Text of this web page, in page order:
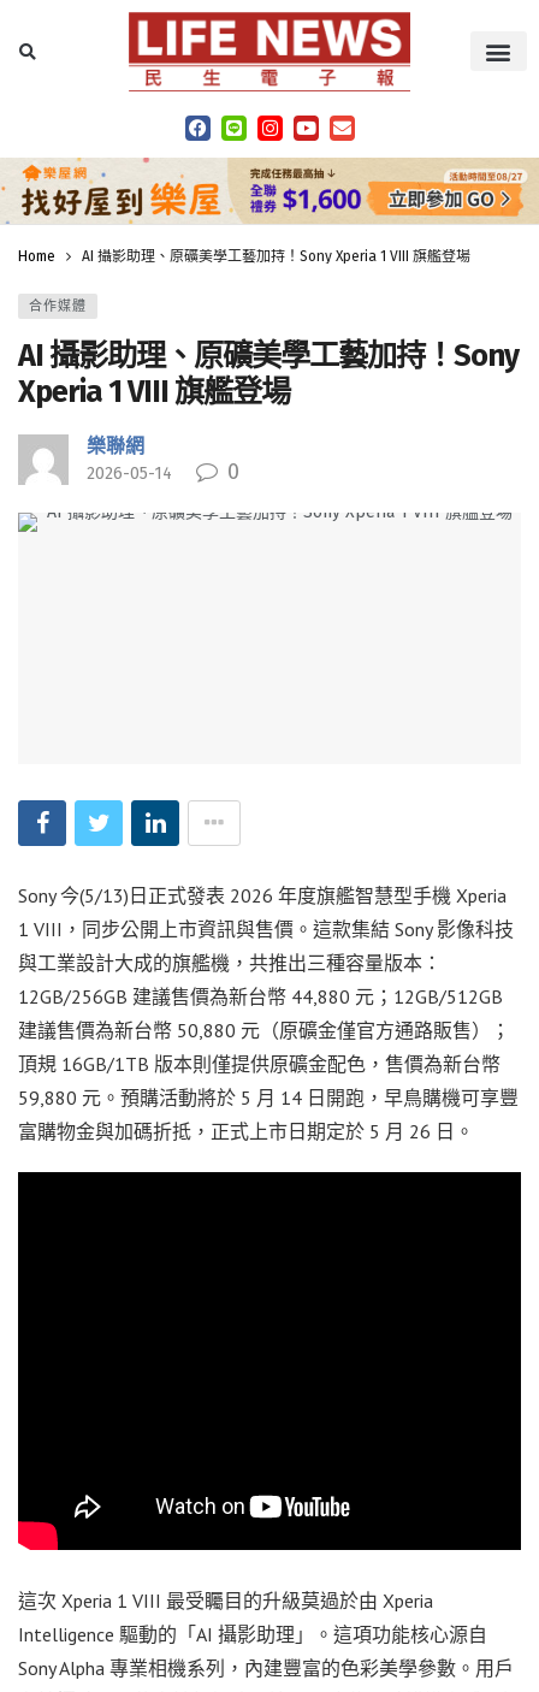
Home AI 攝影助理、原礦美學工藝加持！Sony Xperia 1 VIII 旗艦登場
合作媒體
AI 攝影助理、原礦美學工藝加持！Sony
Xperia 1 VIII 旗艦登場
樂聯網
2026-05-14 0
Sony 今(5/13)日正式發表 2026 年度旗艦智慧型手機 Xperia
1 VIII，同步公開上市資訊與售價。這款集結 Sony 影像科技
與工業設計大成的旗艦機，共推出三種容量版本：
12GB/256GB 建議售價為新台幣 44,880 元；12GB/512GB
建議售價為新台幣 50,880 元（原礦金僅官方通路販售）；
頂規 16GB/1TB 版本則僅提供原礦金配色，售價為新台幣
59,880 元。預購活動將於 5 月 14 日開跑，早鳥購機可享豐
富購物金與加碼折抵，正式上市日期定於 5 月 26 日。
這次 Xperia 1 VIII 最受矚目的升級莫過於由 Xperia
Intelligence 驅動的「AI 攝影助理」。這項功能核心源自
Sony Alpha 專業相機系列，內建豐富的色彩美學參數。用戶